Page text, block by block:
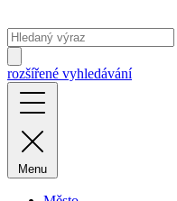
rozšířené vyhledávání
Menu